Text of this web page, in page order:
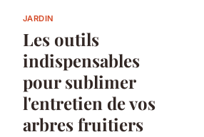
JARDIN
Les outils
indispensables
pour sublimer
l'entretien de vos
arbres fruitiers